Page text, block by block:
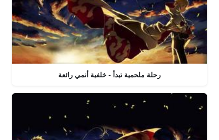
رحلة ملحمية تبدأ - خلفية أنمي رائعة